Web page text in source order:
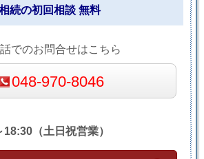
続の初回相談 無料
でのお問合せはこちら
048-970-8046
（土日祝営業）